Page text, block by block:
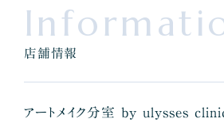
店舗情報
アートメイク分室 by ulysses